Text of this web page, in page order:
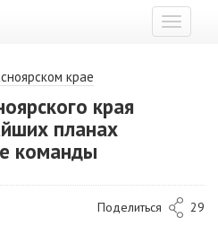
Показать
меню
крае
края
планах
команды
Поделиться 29